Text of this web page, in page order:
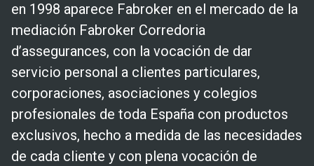
en 1998 aparece Fabroker en el mercado de la
mediación Fabroker Corredoria
d’assegurances, con la vocación de dar
servicio personal a clientes particulares,
corporaciones, asociaciones y colegios
profesionales de toda España con productos
exclusivos, hecho a medida de las necesidades
de cada cliente y con plena vocación de